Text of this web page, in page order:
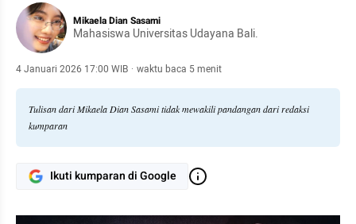
Mikaela Dian Sasami
Mahasiswa Universitas Udayana Bali.
4 Januari 2026 17:00 WIB · waktu baca 5 menit
Tulisan dari Mikaela Dian Sasami tidak mewakili pandangan dari redaksi
kumparan
Ikuti kumparan di Google